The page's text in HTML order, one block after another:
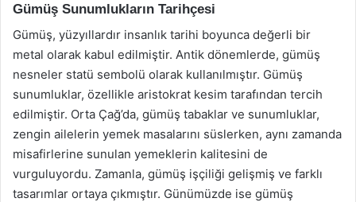
Gümüş Sunumlukların Tarihçesi
Gümüş, yüzyıllardır insanlık tarihi boyunca değerli bir
metal olarak kabul edilmiştir. Antik dönemlerde, gümüş
nesneler statü sembolü olarak kullanılmıştır. Gümüş
sunumluklar, özellikle aristokrat kesim tarafından tercih
edilmiştir. Orta Çağ’da, gümüş tabaklar ve sunumluklar,
zengin ailelerin yemek masalarını süslerken, aynı zamanda
misafirlerine sunulan yemeklerin kalitesini de
vurguluyordu. Zamanla, gümüş işçiliği gelişmiş ve farklı
tasarımlar ortaya çıkmıştır. Günümüzde ise gümüş